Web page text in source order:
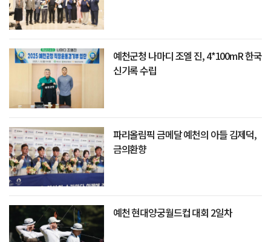
예천군청 나마디 조엘 진, 4*100mR 한국
신기록 수립
파리올림픽 금메달 예천의 아들 김제덕,
금의환향
예천 현대양궁월드컵 대회 2일차